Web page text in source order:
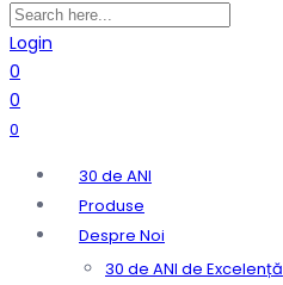
Login
0
0
0
30 de ANI
Produse
Despre Noi
30 de ANI de Excelență